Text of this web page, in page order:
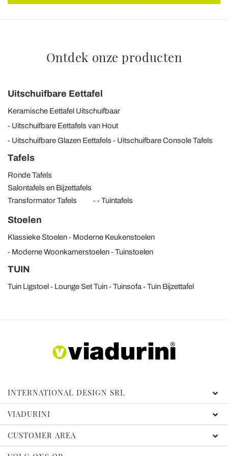
nostri partner che si occupano di analisi dei dati web,
Ontdek onze producten
Uitschuifbare Eettafel
Keramische Eettafel Uitschuifbaar
Uitschuifbare Eettafels van Hout
Uitschuifbare Glazen Eettafels
Uitschuifbare Console Tafels
Tafels
Ronde Tafels
Salontafels en Bijzettafels
Transformator Tafels
Tuintafels
Stoelen
Klassieke Stoelen
Moderne Keukenstoelen
Moderne Woonkamerstoelen
Tuinstoelen
TUIN
Tuin Ligstoel Lounge Set Tuin Tuinsofa Tuin Bijzettafel
INTERNATIONAL DESIGN SRL
VIADURINI
CUSTOMER AREA